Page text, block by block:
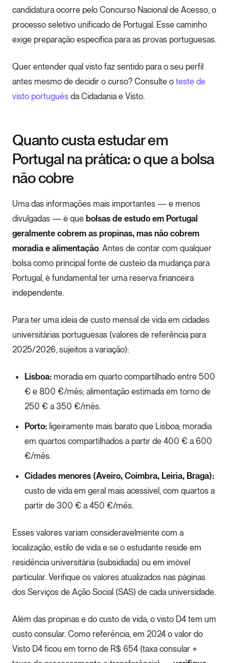
candidatura ocorre pelo Concurso Nacional de Acesso, o
processo seletivo unificado de Portugal. Esse caminho
exige preparação específica para as provas portuguesas.
Quer entender qual visto faz sentido para o seu perfil
antes mesmo de decidir o curso? Consulte o teste de
visto português da Cidadania e Visto.
Quanto custa estudar em
Portugal na prática: o que a bolsa
não cobre
Uma das informações mais importantes — e menos
divulgadas — é que bolsas de estudo em Portugal
geralmente cobrem as propinas, mas não cobrem
moradia e alimentação . Antes de contar com qualquer
bolsa como principal fonte de custeio da mudança para
Portugal, é fundamental ter uma reserva financeira
independente.
Para ter uma ideia de custo mensal de vida em cidades
universitárias portuguesas (valores de referência para
2025/2026, sujeitos a variação):
Lisboa: moradia em quarto compartilhado entre 500
€ e 800 €/mês; alimentação estimada em torno de
250 € a 350 €/mês.
Porto: ligeiramente mais barato que Lisboa; moradia
em quartos compartilhados a partir de 400 € a 600
€/mês.
Cidades menores (Aveiro, Coimbra, Leiria, Braga):
custo de vida em geral mais acessível, com quartos a
partir de 300 € a 450 €/mês.
Esses valores variam consideravelmente com a
localização, estilo de vida e se o estudante reside em
residência universitária (subsidiada) ou em imóvel
particular. Verifique os valores atualizados nas páginas
dos Serviços de Ação Social (SAS) de cada universidade.
Além das propinas e do custo de vida, o visto D4 tem um
custo consular. Como referência, em 2024 o valor do
Visto D4 ficou em torno de R$ 654 (taxa consular +